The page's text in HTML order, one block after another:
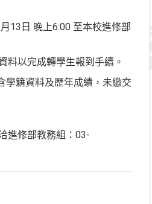
13日 晚上6:00 至本校進修部
料以完成轉學生報到手續。
籍資料及歷年成績，未繳交
進修部教務組：03-